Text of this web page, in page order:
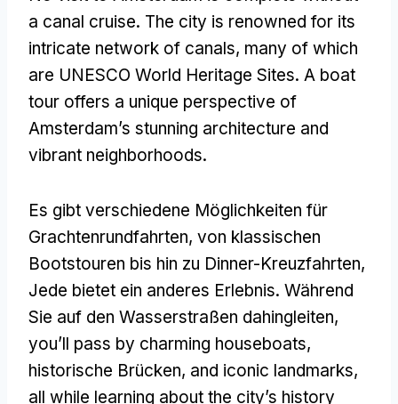
a canal cruise. The city is renowned for its
intricate network of canals, many of which
are UNESCO World Heritage Sites. A boat
tour offers a unique perspective of
Amsterdam’s stunning architecture and
vibrant neighborhoods.
Es gibt verschiedene Möglichkeiten für
Grachtenrundfahrten, von klassischen
Bootstouren bis hin zu Dinner-Kreuzfahrten,
Jede bietet ein anderes Erlebnis. Während
Sie auf den Wasserstraßen dahingleiten,
you’ll pass by charming houseboats,
historische Brücken, and iconic landmarks,
all while learning about the city’s history